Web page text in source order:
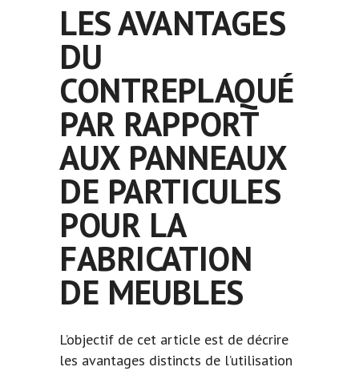
LES AVANTAGES
DU
CONTREPLAQUÉ
PAR RAPPORT
AUX PANNEAUX
DE PARTICULES
POUR LA
FABRICATION
DE MEUBLES
L’objectif de cet article est de décrire
les avantages distincts de l’utilisation